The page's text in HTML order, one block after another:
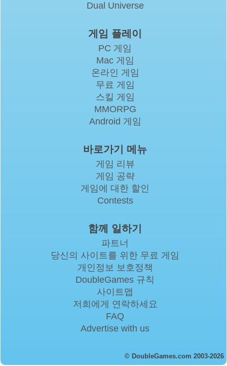
Dual Universe
게임 플레이
PC 게임
Mac 게임
온라인 게임
무료 게임
스킬 게임
MMORPG
Android 게임
바로가기 메뉴
게임 리뷰
게임 공략
게임에 대한 할인
Contests
함께 일하기
파트너
당신의 사이트를 위한 무료 게임
개인정보 보호정책
DoubleGames 규칙
사이트맵
저희에게 연락하세요
FAQ
Advertise with us
© DoubleGames.com 2003-2026